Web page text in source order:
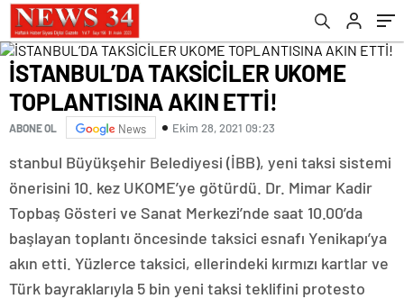
İSTANBUL’DA TAKSİCİLER UKOME
TOPLANTISINA AKIN ETTİ!
ABONE OL News Ekim 28, 2021 09:23
stanbul Büyükşehir Belediyesi (İBB), yeni taksi sistemi
önerisini 10. kez UKOME’ye götürdü. Dr. Mimar Kadir
Topbaş Gösteri ve Sanat Merkezi’nde saat 10.00’da
başlayan toplantı öncesinde taksici esnafı Yenikapı’ya
akın etti. Yüzlerce taksici, ellerindeki kırmızı kartlar ve
Türk bayraklarıyla 5 bin yeni taksi teklifini protesto